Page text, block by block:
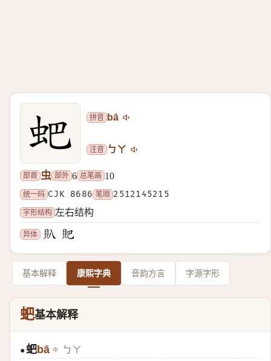
拼音 bā
注音 ㄅㄚ
部首 虫 部外 6 总笔画 10
统一码 CJK 8686 笔顺 2512145215
字形结构 左右结构
异体
基本解释 康熙字典 音韵方言 字源字形
蚆基本解释
●蚆bā ㄅㄚ